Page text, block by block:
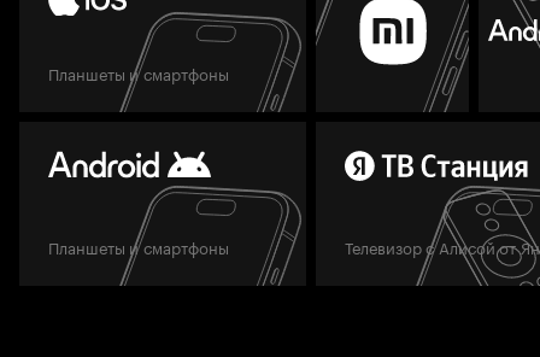
Планшеты и смартфоны
Планшеты и смартфоны Телевизор с Алисой от